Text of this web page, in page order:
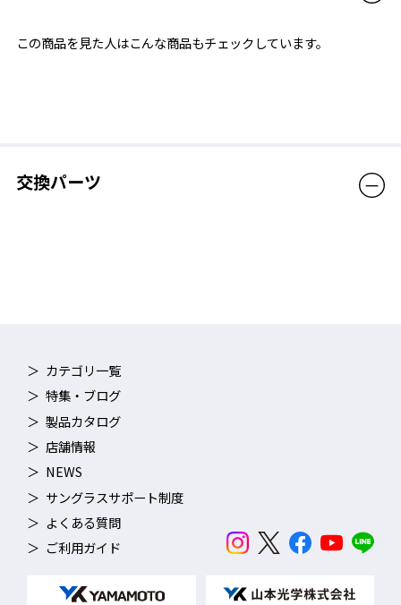
流水抵抗の低減
高密着3Dクッション
日本人の顔に合わせた3Dクッションでフィット感向上。飛び込み
この商品を見た人はこんな商品もチェックしています。
交換パーツ
カテゴリ一覧
特集・ブログ
製品カタログ
店舗情報
NEWS
サングラスサポート制度
よくある質問
ご利用ガイド